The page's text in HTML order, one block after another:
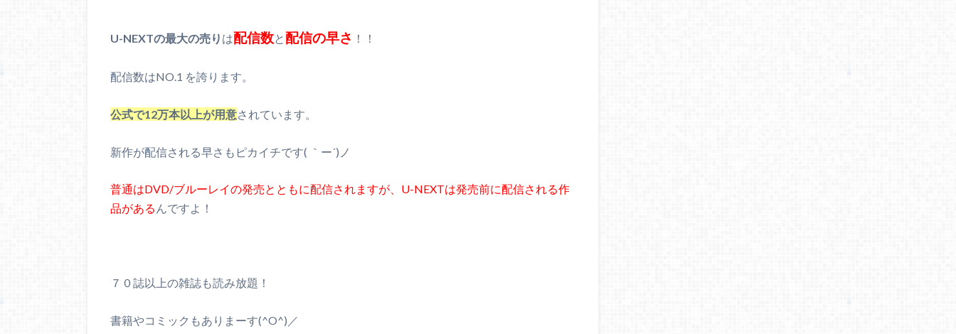
U-NEXTの最大の売り は配信数と配信の早さ ！！
配信数はNO.1 を誇ります。
公式で12万本以上が用意されています。
新作が配信される早さもピカイチです( ｀ー´)ノ
普通はDVD/ブルーレイの発売とともに配信されますが、U-NEXTは発売前に配信される作
品がある んですよ！
７０誌以上の雑誌も読み放題 ！
書籍やコミックもありまーす(^O^)／